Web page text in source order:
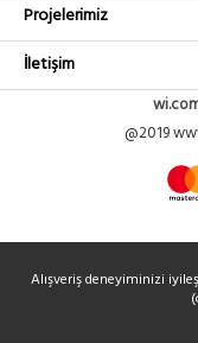
Projelerimiz
İletişim
@2019
Alışveriş deneyiminizi